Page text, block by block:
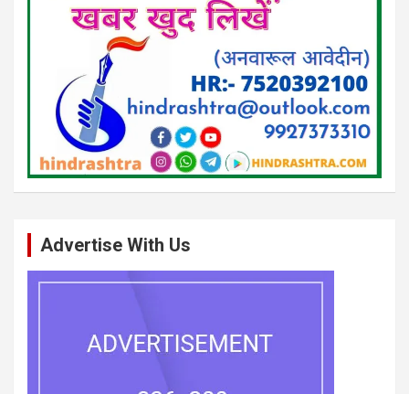
Advertise With Us